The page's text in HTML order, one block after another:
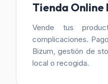
Tienda Online
Vende tus
complicaciones.
Bizum, gestión de
local o recogida.